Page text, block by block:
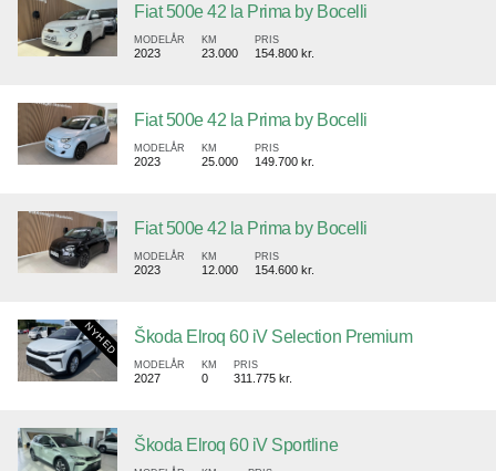
Fiat 500e 42 la Prima by Bocelli
MODELÅR
2023
KM
23.000
PRIS
154.800 kr.
Fiat 500e 42 la Prima by Bocelli
MODELÅR
2023
KM
25.000
PRIS
149.700 kr.
Fiat 500e 42 la Prima by Bocelli
MODELÅR
2023
KM
12.000
PRIS
154.600 kr.
Škoda Elroq 60 iV Selection Premium
MODELÅR
2027
KM
0
PRIS
311.775 kr.
Škoda Elroq 60 iV Sportline